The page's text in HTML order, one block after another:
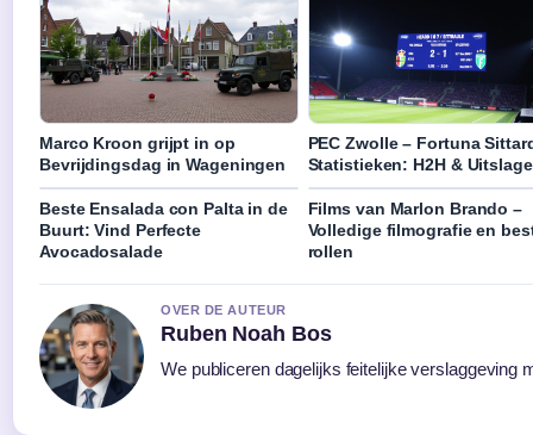
Marco Kroon grijpt in op
Bevrijdingsdag in Wageningen
PEC Zwolle – Fortuna
Statistieken: H2H &
Beste Ensalada con Palta in de
Buurt: Vind Perfecte
Avocadosalade
Films van Marlon Brando –
Volledige filmografie en
rollen
OVER DE AUTEUR
Ruben Noah Bos
We publiceren dagelijks feitelijke verslaggeving